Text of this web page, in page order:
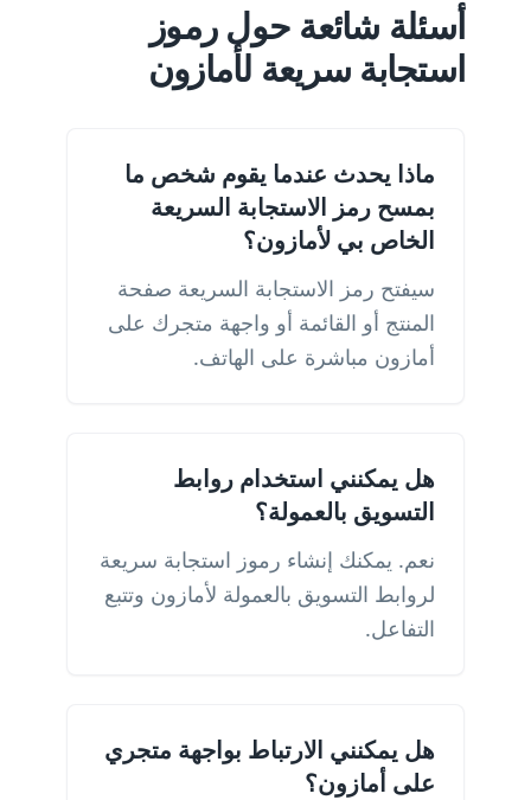
أسئلة شائعة حول رموز
استجابة سريعة لأمازون
ماذا يحدث عندما يقوم شخص ما
بمسح رمز الاستجابة السريعة
الخاص بي لأمازون؟
سيفتح رمز الاستجابة السريعة صفحة
المنتج أو القائمة أو واجهة متجرك على
أمازون مباشرة على الهاتف.
هل يمكنني استخدام روابط
التسويق بالعمولة؟
نعم. يمكنك إنشاء رموز استجابة سريعة
لروابط التسويق بالعمولة لأمازون وتتبع
التفاعل.
هل يمكنني الارتباط بواجهة متجري
على أمازون؟